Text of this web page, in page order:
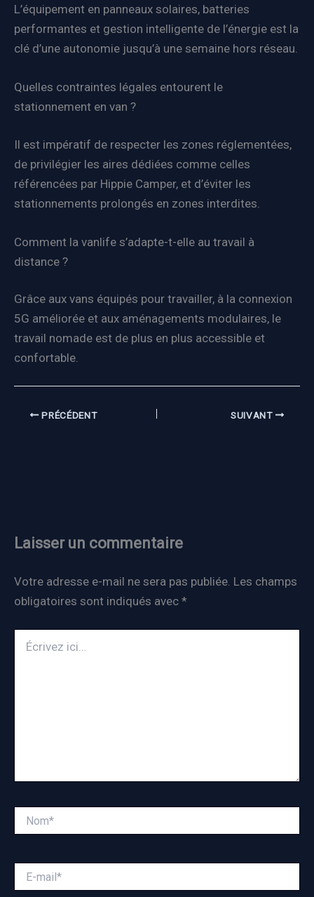
L’équipement en panneaux solaires, batteries
performantes et gestion intelligente de l’énergie est la
clé d’une autonomie jusqu’à une semaine hors réseau.
Quelles contraintes légales entourent le
stationnement en van ?
Il est impératif de respecter les zones réglementées,
de privilégier les aires dédiées comme celles
référencées par Hippie Camper, et d’éviter les
stationnements prolongés en zones interdites.
Comment la vanlife s’adapte-t-elle au travail à
distance ?
Grâce aux vans équipés pour travailler, à la connexion
5G améliorée et aux aménagements modulaires, le
travail nomade est de plus en plus accessible et
confortable.
PRÉCÉDENT SUIVANT
Laisser un commentaire
Votre adresse e-mail ne sera pas publiée. Les champs
obligatoires sont indiqués avec *
ici…
mail*